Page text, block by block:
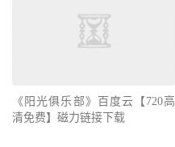
《阳光俱乐部》百度云【720高
清免费】磁力链接下载